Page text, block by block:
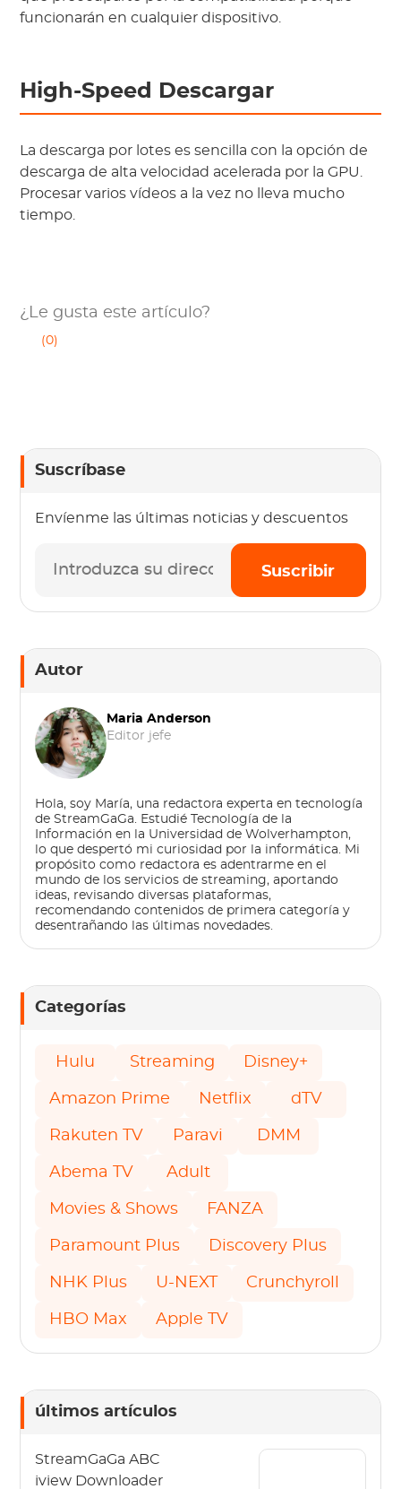
funcionarán en cualquier dispositivo.
High-Speed Descargar
La descarga por lotes es sencilla con la opción de
descarga de alta velocidad acelerada por la GPU.
Procesar varios vídeos a la vez no lleva mucho
tiempo.
¿Le gusta este artículo?
(0)
Suscríbase
Envíenme las últimas noticias y descuentos
Suscribir
Autor
Maria Anderson
Editor jefe
Hola, soy María, una redactora experta en tecnología
de StreamGaGa. Estudié Tecnología de la
Información en la Universidad de Wolverhampton,
lo que despertó mi curiosidad por la informática. Mi
propósito como redactora es adentrarme en el
mundo de los servicios de streaming, aportando
ideas, revisando diversas plataformas,
recomendando contenidos de primera categoría y
desentrañando las últimas novedades.
Categorías
Hulu Streaming Disney+
Amazon Prime Netflix dTV
Rakuten TV Paravi DMM
Abema TV Adult
Movies & Shows FANZA
Paramount Plus Discovery Plus
NHK Plus U-NEXT Crunchyroll
HBO Max Apple TV
últimos artículos
StreamGaGa ABC
iview Downloader